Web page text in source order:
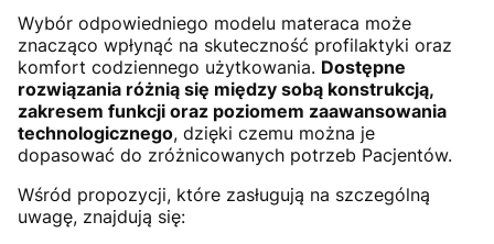
Wybór odpowiedniego modelu materaca może
znacząco wpłynąć na skuteczność profilaktyki oraz
komfort codziennego użytkowania. Dostępne
rozwiązania różnią się między sobą konstrukcją,
zakresem funkcji oraz poziomem zaawansowania
technologicznego, dzięki czemu można je
dopasować do zróżnicowanych potrzeb Pacjentów.
Wśród propozycji, które zasługują na szczególną
uwagę, znajdują się: